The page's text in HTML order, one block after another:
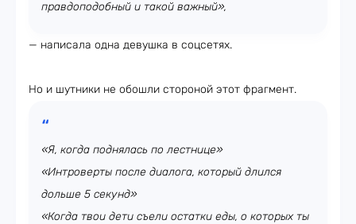
правдоподобный и такой важный»,
— написала одна девушка в соцсетях.
Но и шутники не обошли стороной этот фрагмент.
«Я, когда поднялась по лестнице»
«Интроверты после диалога, который длился
дольше 5 секунд»
«Когда твои дети съели остатки еды, о которых ты